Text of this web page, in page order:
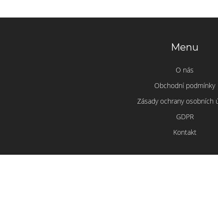
Menu
O nás
Obchodní podmínky
Zásady ochrany osobních
GDPR
Kontakt